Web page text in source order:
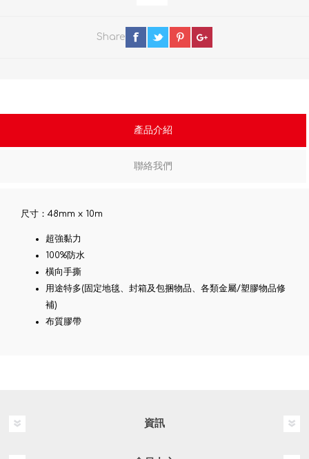
Share
產品介紹
聯絡我們
尺寸：48mm x 10m
超強黏力
100%防水
橫向手撕
用途特多(固定地毯、封箱及包捆物品、各類金屬/塑膠物品修
補)
布質膠帶
資訊